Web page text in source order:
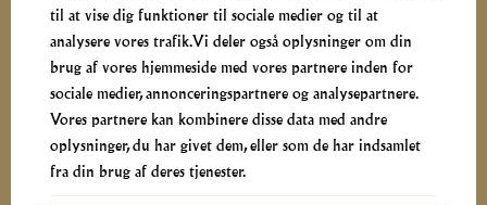
til at vise dig funktioner til sociale medier og til at
analysere vores trafik. Vi deler også oplysninger om din
brug af vores hjemmeside med vores partnere inden for
sociale medier, annonceringspartnere og analysepartnere.
Vores partnere kan kombinere disse data med andre
oplysninger, du har givet dem, eller som de har indsamlet
fra din brug af deres tjenester.